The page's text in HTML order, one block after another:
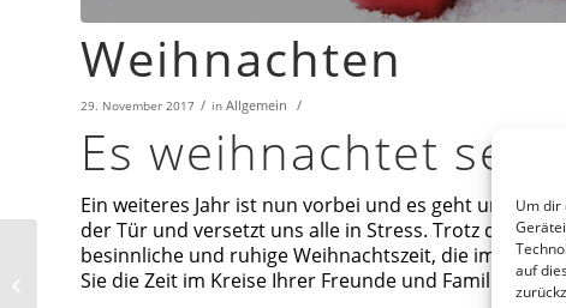
Um dir
auf
Weihnachten
29. November 2017 / in Allgemein /
Es weihnachtet sehr…
Ein weiteres Jahr ist nun vorbei und es geht uns wie
der Tür und versetzt uns alle in Stress. Trotz dessen
besinnliche und ruhige Weihnachtszeit, die im
Sie die Zeit im Kreise Ihrer Freunde und Familie
Unsere neue Webseite